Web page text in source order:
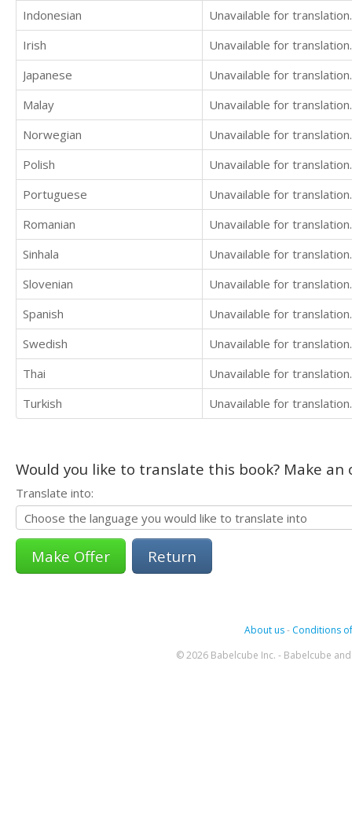
Indonesian
Unavailable for translation.
Irish
Unavailable for translation.
Japanese
Unavailable for translation.
Malay
Unavailable for translation.
Norwegian
Unavailable for translation.
Polish
Unavailable for translation.
Portuguese
Unavailable for translation.
Romanian
Unavailable for translation.
Sinhala
Unavailable for translation.
Slovenian
Unavailable for translation.
Spanish
Unavailable for translation.
Swedish
Unavailable for translation.
Thai
Unavailable for translation.
Turkish
Unavailable for translation.
Would you like to translate this book? Make
Translate into:
Return
About us- Conditions
© 2026 Babelcube Inc. - Babelcube